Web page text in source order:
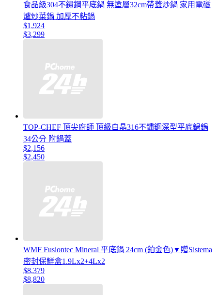
食品級304不鏽鋼平底鍋 無塗層32cm帶蓋炒鍋 家用電磁
爐炒菜鍋 加厚不粘鍋
$1,924
$3,299
TOP-CHEF 頂尖廚師 頂級白晶316不鏽鋼深型平底鍋鍋
34公分 附鍋蓋
$2,156
$2,450
WMF Fusiontec Mineral 平底鍋 24cm (鉑金色)▼贈Sistema
密封保鮮盒1.9Lx2+4Lx2
$8,379
$8,820